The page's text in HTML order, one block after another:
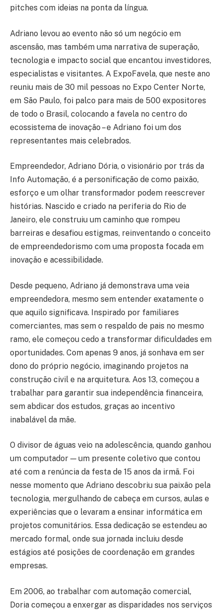
pitches com ideias na ponta da língua.
Adriano levou ao evento não só um negócio em
ascensão, mas também uma narrativa de superação,
tecnologia e impacto social que encantou investidores,
especialistas e visitantes. A ExpoFavela, que neste ano
reuniu mais de 30 mil pessoas no Expo Center Norte,
em São Paulo, foi palco para mais de 500 expositores
de todo o Brasil, colocando a favela no centro do
ecossistema de inovação – e Adriano foi um dos
representantes mais celebrados.
Empreendedor, Adriano Dória, o visionário por trás da
Info Automação, é a personificação de como paixão,
esforço e um olhar transformador podem reescrever
histórias. Nascido e criado na periferia do Rio de
Janeiro, ele construiu um caminho que rompeu
barreiras e desafiou estigmas, reinventando o conceito
de empreendedorismo com uma proposta focada em
inovação e acessibilidade.
Desde pequeno, Adriano já demonstrava uma veia
empreendedora, mesmo sem entender exatamente o
que aquilo significava. Inspirado por familiares
comerciantes, mas sem o respaldo de pais no mesmo
ramo, ele começou cedo a transformar dificuldades em
oportunidades. Com apenas 9 anos, já sonhava em ser
dono do próprio negócio, imaginando projetos na
construção civil e na arquitetura. Aos 13, começou a
trabalhar para garantir sua independência financeira,
sem abdicar dos estudos, graças ao incentivo
inabalável da mãe.
O divisor de águas veio na adolescência, quando ganhou
um computador — um presente coletivo que contou
até com a renúncia da festa de 15 anos da irmã. Foi
nesse momento que Adriano descobriu sua paixão pela
tecnologia, mergulhando de cabeça em cursos, aulas e
experiências que o levaram a ensinar informática em
projetos comunitários. Essa dedicação se estendeu ao
mercado formal, onde sua jornada incluiu desde
estágios até posições de coordenação em grandes
empresas.
Em 2006, ao trabalhar com automação comercial,
Doria começou a enxergar as disparidades nos serviços